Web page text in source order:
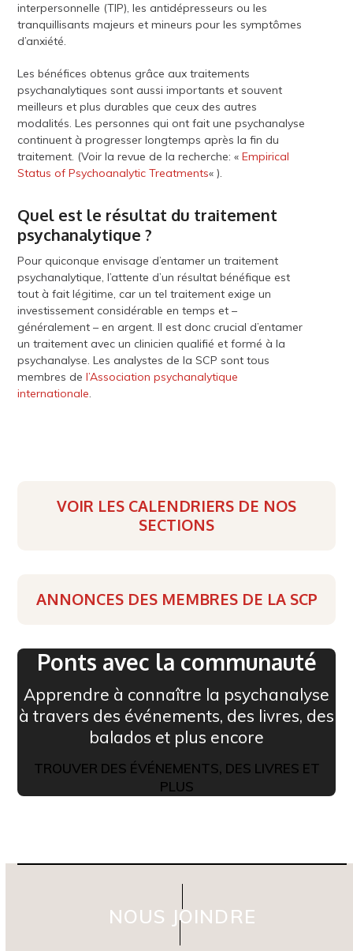
interpersonnelle (TIP), les antidépresseurs ou les
tranquillisants majeurs et mineurs pour les symptômes
d’anxiété.
Les bénéfices obtenus grâce aux traitements
psychanalytiques sont aussi importants et souvent
meilleurs et plus durables que ceux des autres
modalités. Les personnes qui ont fait une psychanalyse
continuent à progresser longtemps après la fin du
traitement. (Voir la revue de la recherche: «Empirical
Status of Psychoanalytic Treatments« ).
Quel est le résultat du traitement
psychanalytique ?
Pour quiconque envisage d’entamer un traitement
psychanalytique, l’attente d’un résultat bénéfique est
tout à fait légitime, car un tel traitement exige un
investissement considérable en temps et –
généralement – en argent. Il est donc crucial d’entamer
un traitement avec un clinicien qualifié et formé à la
psychanalyse. Les analystes de la SCP sont tous
membres del’Association psychanalytique
internationale.
VOIR LES CALENDRIERS DE NOS
SECTIONS
ANNONCES DES MEMBRES DE LA SCP
Ponts avec la communauté
Apprendre à connaître la psychanalyse
à travers des événements, des livres, des
balados et plus encore
TROUVER DES ÉVÉNEMENTS, DES LIVRES ET
PLUS
NOUS JOINDRE